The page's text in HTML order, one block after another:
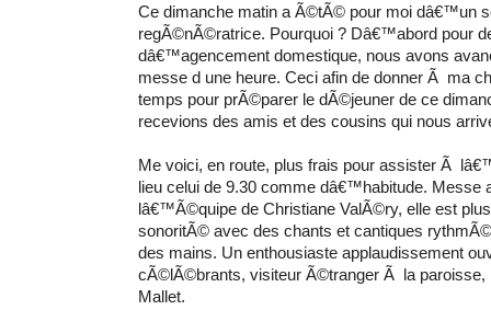
Ce dimanche matin a Ã©tÃ© pour moi dâ€™un
regÃ©nÃ©ratrice. Pourquoi ? Dâ€™abord pour
dâ€™agencement domestique, nous avons
messe d une heure. Ceci afin de donner Ã ma
temps pour prÃ©parer le dÃ©jeuner de ce
recevions des amis et des cousins qui nous
Me voici, en route, plus frais pour assister Ã
lieu celui de 9.30 comme dâ€™habitude. Messe
lâ€™Ã©quipe de Christiane ValÃ©ry, elle est
sonoritÃ© avec des chants et cantiques
des mains. Un enthousiaste applaudissement
cÃ©lÃ©brants, visiteur Ã©tranger Ã la paroisse,
Mallet.